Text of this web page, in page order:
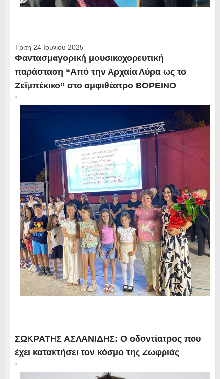
Τρίτη 24 Ιουνίου 2025
Φαντασμαγορική μουσικοχορευτική
παράσταση “Από την Αρχαία Λύρα ως το
Ζεϊμπέκικο” στο αμφιθέατρο ΒΟΡΕΙΝΟ
›
ΣΩΚΡΑΤΗΣ ΑΣΛΑΝΙΔΗΣ: Ο οδοντίατρος που
έχει κατακτήσει τον κόσμο της Ζωφριάς
›